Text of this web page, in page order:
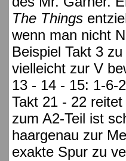
The Things
wenn man nicht
Beispiel Takt 3
vielleicht zur V
13 - 14 - 15: 1-6-
Takt 21 - 22
zum A2-Teil ist
haargenau zur
exakte Spur zu